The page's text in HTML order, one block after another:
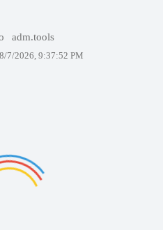
adm.tools
8/7/2026, 9:37:52 PM